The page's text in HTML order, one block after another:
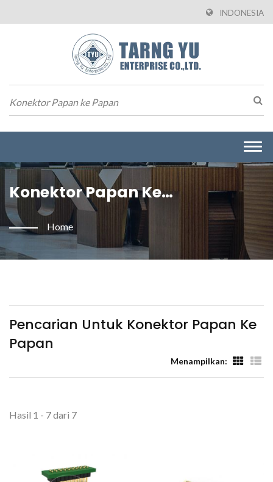
INDONESIA
Konektor Papan Ke
PapanDicari | Produsen
Konektor Kawat Ke Papan Dari
Taiwan | Tarng Yu Enterprise
Home
Pencarian Untuk Konektor Papan Ke
Papan
Menampilkan:
Hasil 1 - 7 dari 7